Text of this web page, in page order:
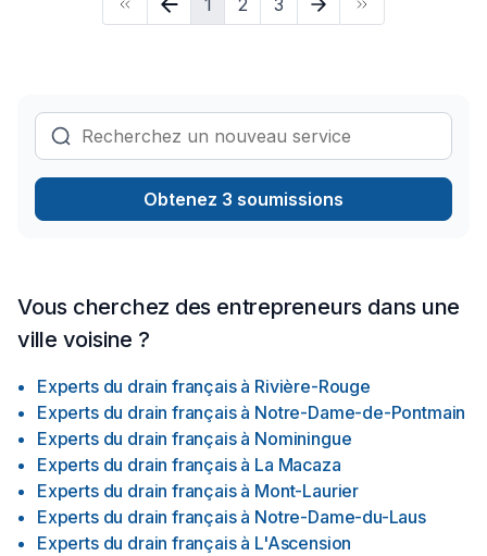
français ne fonctionne pas, qu`il, est obstrué ou absent l`eau
qui se loge le long des fondations s`infiltre et pénètre à
margelles,Fissures de fondation.Inspection de caméra de
Drain Français.
1 2 3
Obtenez 3 soumissions
Vous cherchez des entrepreneurs dans une
ville voisine ?
Experts du drain français à Rivière-Rouge
Experts du drain français à Notre-Dame-de-Pontmain
Experts du drain français à Nominingue
Experts du drain français à La Macaza
Experts du drain français à Mont-Laurier
Experts du drain français à Notre-Dame-du-Laus
Experts du drain français à L'Ascension